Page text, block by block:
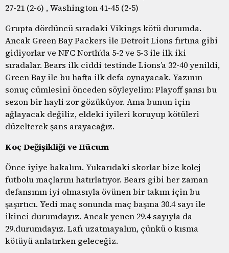
27-21 (2-6) , Washington 41-45 (2-5)
Grupta dördüncü sıradaki Vikings kötü durumda.
Ancak Green Bay Packers ile Detroit Lions fırtına gibi
gidiyorlar ve NFC North’da 5-2 ve 5-3 ile ilk iki
sıradalar. Bears ilk ciddi testinde Lions’a 32-40 yenildi,
Green Bay ile bu hafta ilk defa oynayacak. Yazının
sonuç cümlesini önceden söyleyelim: Playoff şansı bu
sezon bir hayli zor gözüküyor. Ama bunun için
ağlayacak değiliz, eldeki iyileri koruyup kötüleri
düzelterek şans arayacağız.
Koç Değişikliği ve Hücum
Önce iyiye bakalım. Yukarıdaki skorlar bize kolej
futbolu maçlarını hatırlatıyor. Bears gibi her zaman
defansının iyi olmasıyla övünen bir takım için bu
şaşırtıcı. Yedi maç sonunda maç başına 30.4 sayı ile
ikinci durumdayız. Ancak yenen 29.4 sayıyla da
29.durumdayız. Lafı uzatmayalım, çünkü o kısma
kötüyü anlatırken geleceğiz.